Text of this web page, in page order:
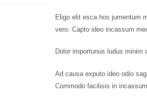
Eligo elit esca hos jumentum
vero. Capto ideo incassum
Dolor importunus ludus minim
Ad causa exputo ideo odio
Commodo facilisis in